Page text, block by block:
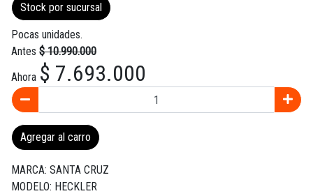
Stock por sucursal
Pocas unidades.
Antes $ 10.990.000
Ahora $ 7.693.000
Agregar al carro
MARCA: SANTA CRUZ
MODELO: HECKLER